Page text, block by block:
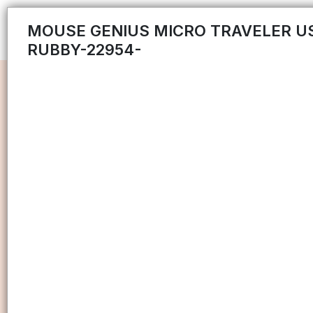
MOUSE GENIUS MICRO TRAVELER
RUBBY-22954-